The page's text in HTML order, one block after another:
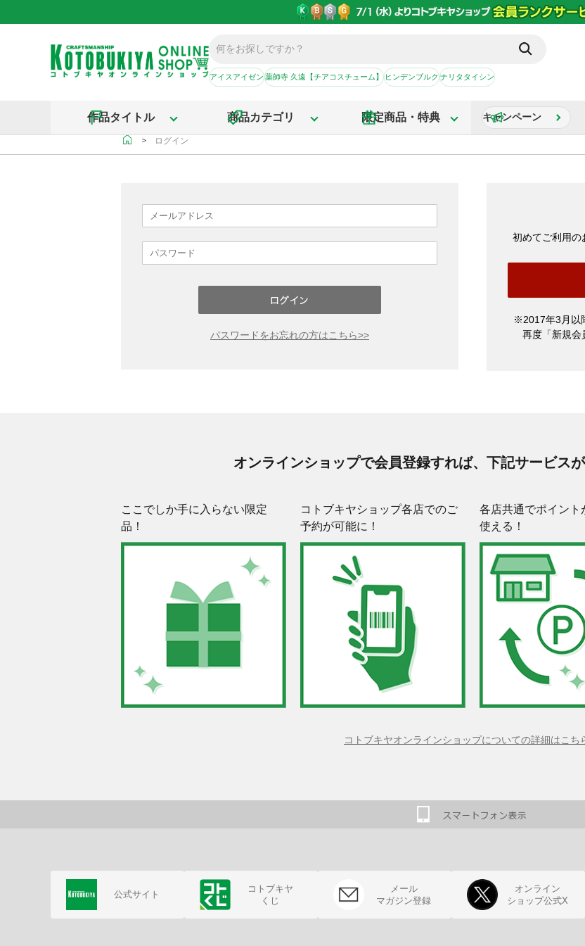
アイスアイゼン薬師寺 久遠【チアコスチューム】ヒンデンブルクナリタタイシン
作品タイトル 商品カテゴリ 限定商品・特典 キャンペーン
＞ ログイン
パスワードをお忘れの方はこちら>>
初めてご利用の
※2017年3月以
再度「新規会
オンラインショップで会員登録すれば、下記サービス
ここでしか手に入らない限定
品！
コトブキヤショップ各店でのご
予約が可能に！
各店共通でポイント
使える！
コトブキヤオンラインショップについての詳細はこち
公式サイト
コトブキヤ
くじ
メール
マガジン登録
オンライン
ショップ公式X